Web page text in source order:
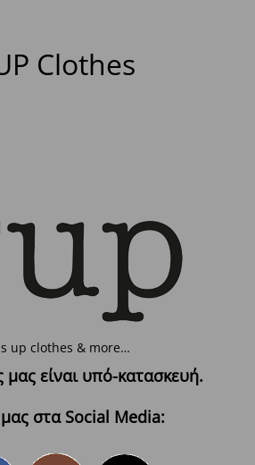
Clothes
up clothes & more…
μας είναι υπό-κατασκευή.
μας στα Social Media: